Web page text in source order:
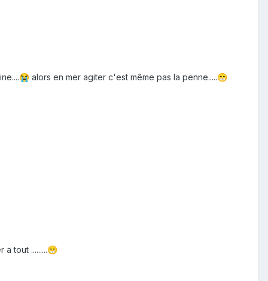
😭 alors en mer agiter c'est même pas la penne.....😁
tout .........😁